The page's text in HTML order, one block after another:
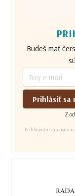
Budeš mať
Prihlásiť sa
Z
Prihlásením súhlasíte so